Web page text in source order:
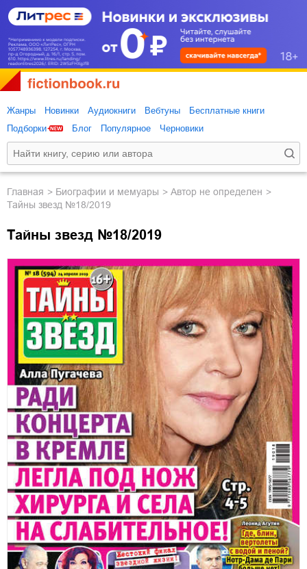
Жанры Новинки Аудиокниги Вебтуны
Бесплатные книги
Подборки
Блог Популярное Черновики
Главная биографии и мемуары
Автор не определен
Тайны звезд №18/2019
Тайны звезд №18/2019